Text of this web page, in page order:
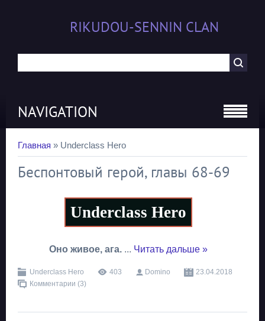
RIKUDOU-SENNIN CLAN
NAVIGATION
Главная » Underclass Hero
Беспонтовый герой, главы 68-69
Underclass Hero
Оно живое, ага. ... Читать дальше »
Underclass Hero 403 Domino
23.04.2018
Комментарии (3)